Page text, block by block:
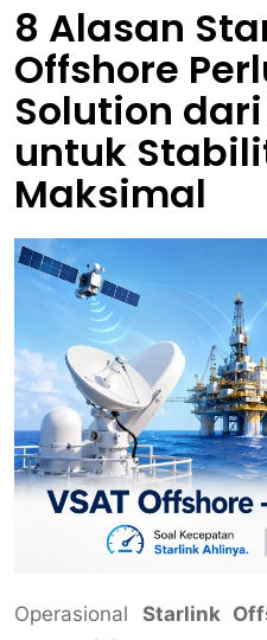
8 Alasan
Offshore
Solution
untuk
Maksimal
Operasional Starlink